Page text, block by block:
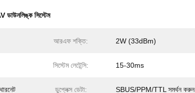
সিস্টেম
আরএফ শক্তি: 2W (33dBm)
সিস্টেম লেটেন্সি: 15-30ms
ডুপ্লেক্স ডেটা: SBUS/PPM/TTL সমর্থন করুন